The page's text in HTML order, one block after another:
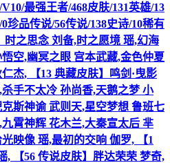
最强王者/468皮肤/131英雄/13
珍品传说/56传说/138史诗/10稀有
时之思念 刘备,时之愿境 瑶,幻海
空,幽冥之眼 宫本武藏,金色仲夏
杰, 【13 典藏皮肤】鸣剑·曳影
手不太冷 孙尚香,天鹅之梦 小
斯神谕 武则天,星空梦想 鲁班七
霄神辉 花木兰,大秦宣太后 芈
映像 瑶,最初的交响 伽罗, 【1
, 【56 传说皮肤】胖达荣荣 梦奇,